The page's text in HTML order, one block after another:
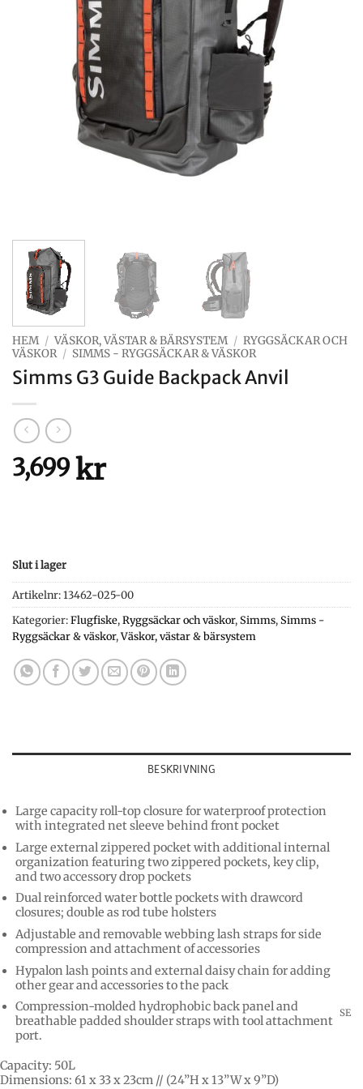
HEM / VÄSKOR, VÄSTAR & BÄRSYSTEM / RYGGSÄCKAR OCH
VÄSKOR / SIMMS - RYGGSÄCKAR & VÄSKOR
Simms G3 Guide Backpack Anvil
3,699kr
Slut i lager
Artikelnr:13462-025-00
Kategorier:Flugfiske,Ryggsäckar och väskor,Simms,Simms -
Ryggsäckar & väskor,Väskor, västar & bärsystem
BESKRIVNING
Large capacity roll-top closure for waterproof protection
with integrated net sleeve behind front pocket
Large external zippered pocket with additional internal
organization featuring two zippered pockets, key clip,
and two accessory drop pockets
Dual reinforced water bottle pockets with drawcord
closures; double as rod tube holsters
Adjustable and removable webbing lash straps for side
compression and attachment of accessories
Hypalon lash points and external daisy chain for adding
other gear and accessories to the pack
Compression-molded hydrophobic back panel and
breathable padded shoulder straps with tool attachment
port.
Capacity: 50L
Dimensions: 61 x 33 x 23cm // (24”H x 13”W x 9”D)
SE